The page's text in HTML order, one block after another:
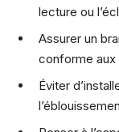
lecture ou
Assurer un
conforme aux
Éviter